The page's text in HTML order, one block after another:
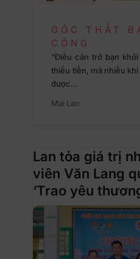
GÓC THẤT
CÔNG
“Điều cản trở bạn
thiếu tiền, mà nhiều
được…
Mai Lan
Lan tỏa giá trị
viên Văn Lang
‘Trao yêu